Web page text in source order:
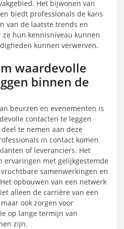
Het bijwonen van
biedt professionals de kans
van de laatste trends en
hun kennisniveau kunnen
kunnen verwerven.
waardevolle
binnen de
beurzen en evenementen is
contacten te leggen
te nemen aan deze
in contact komen
of leveranciers. Het
ervaringen met gelijkgestemde
samenwerkingen en
opbouwen van een netwerk
alleen de carrière van een
ook zorgen voor
op lange termijn van
zijn.